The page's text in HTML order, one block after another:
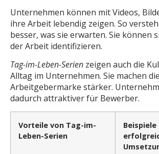
Unternehmen können mit Videos,
ihre Arbeit lebendig zeigen. So
besser, was sie erwarten. Sie können
der Arbeit identifizieren.
Tag-im-Leben-Serien zeigen auch die
Alltag im Unternehmen. Sie machen die
Arbeitgebermarke stärker.
dadurch attraktiver für Bewerber.
Vorteile von Tag-im-
Leben-Serien